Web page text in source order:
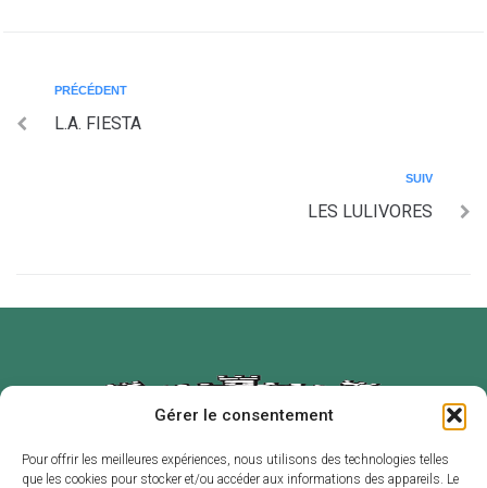
Gérer le consentement
Pour offrir les meilleures expériences, nous utilisons des technologies telles
que les cookies pour stocker et/ou accéder aux informations des appareils. Le
PRÉCÉDENT
L.A. FIESTA
SUIV
LES LULIVORES